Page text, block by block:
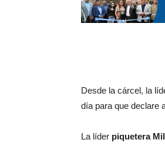
Desde la cárcel, la
día para que declare
La líder piquetera